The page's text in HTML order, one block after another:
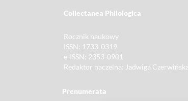
Collectanea Philologica
Rocznik naukowy
ISSN: 1733-0319
e-ISSN: 2353-0901
Redaktor naczelna: Jadwiga Czerwińska
Prenumerata